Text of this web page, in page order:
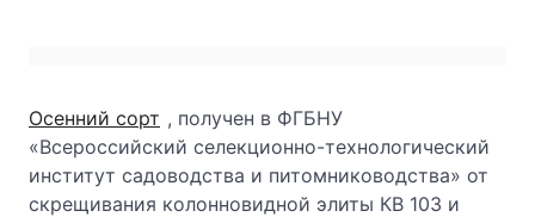
Осенний сорт , получен в ФГБНУ
«Всероссийский селекционно-технологический
институт садоводства и питомниководства» от
скрещивания колонновидной элиты КВ 103 и